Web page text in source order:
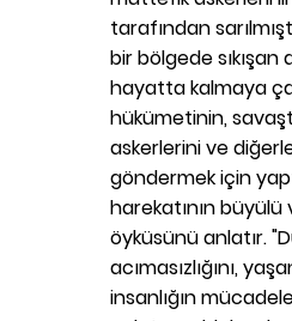
tarafından
bir bölgede
hayatta kalmaya
hükümetinin,
askerlerini ve
göndermek için
harekatının büyülü
öyküsünü anlatır.
acımasızlığını,
insanlığın